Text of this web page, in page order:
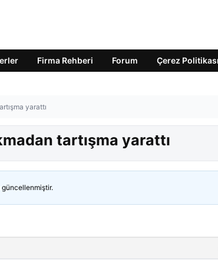
Firma Rehberi Forum Çerez Politikası
yarattı
tartışma yarattı
güncellenmiştir.